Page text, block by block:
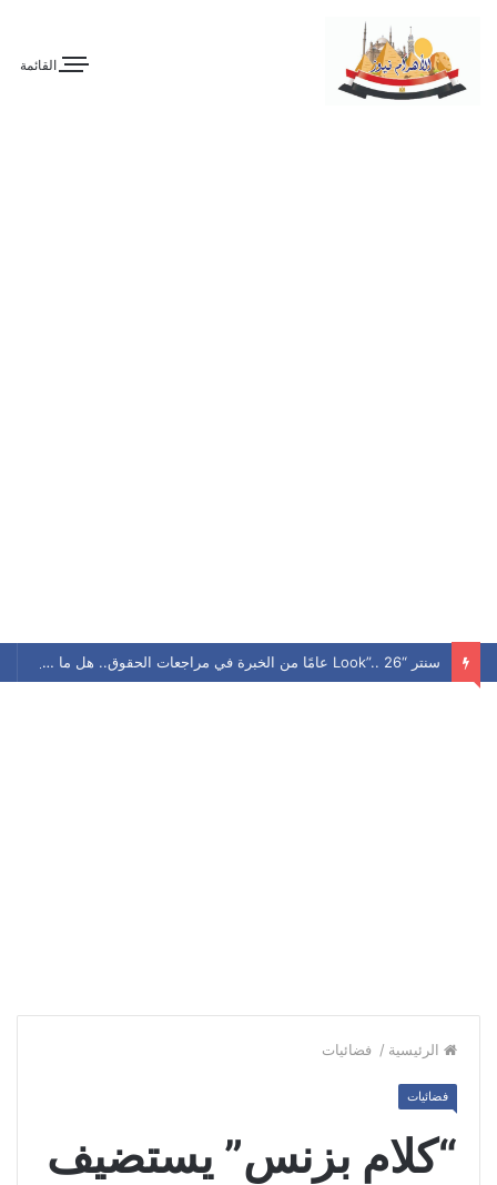
القائمة
سنتر “Look”.. 26 عامًا من الخبرة في مراجعات الحقوق.. هل ما زال يحافظ على مكانته بين الطلاب؟
الرئيسية / فضائيات
فضائيات
“كلام بزنس” يستضيف